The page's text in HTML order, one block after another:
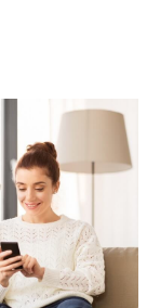
PISCINE